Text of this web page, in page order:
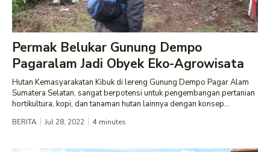
Permak Belukar Gunung Dempo
Pagaralam Jadi Obyek Eko-Agrowisata
Hutan Kemasyarakatan Kibuk di lereng Gunung Dempo Pagar Alam
Sumatera Selatan, sangat berpotensi untuk pengembangan pertanian
hortikultura, kopi, dan tanaman hutan lainnya dengan konsep...
BERITA Jul 28, 2022 4 minutes